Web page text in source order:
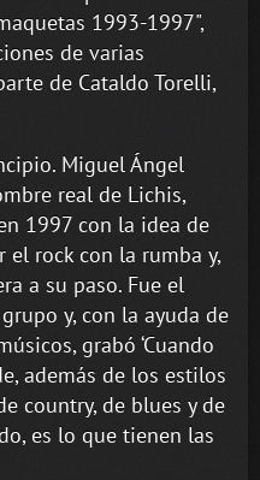
1993-1997",
de varias
de Cataldo Torelli,
Miguel Ángel
real de Lichis,
1997 con la idea de
el rock con la rumba y,
a su paso. Fue el
y, con la ayuda de
grabó ‘Cuando
además de los estilos
country, de blues y de
es lo que tienen las